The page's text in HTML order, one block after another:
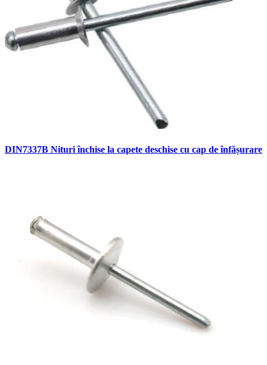
DIN7337B Nituri închise la capete deschise cu cap de înfășurare